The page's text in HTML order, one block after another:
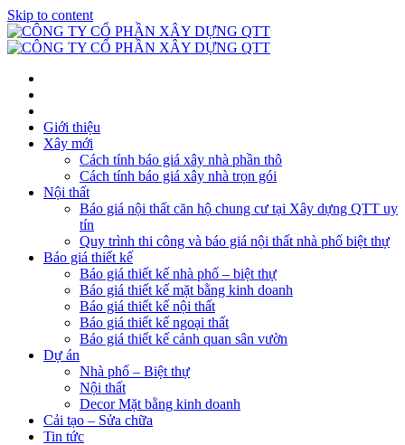
Skip to content
Giới thiệu
Xây mới
Cách tính báo giá xây nhà phần thô
Cách tính báo giá xây nhà trọn gói
Nội thất
Báo giá nội thất căn hộ chung cư tại Xây dựng QTT uy
tín
Quy trình thi công và báo giá nội thất nhà phố biệt thự
Báo giá thiết kế
Báo giá thiết kế nhà phố – biệt thự
Báo giá thiết kế mặt bằng kinh doanh
Báo giá thiết kế nội thất
Báo giá thiết kế ngoại thất
Báo giá thiết kế cảnh quan sân vườn
Dự án
Nhà phố – Biệt thự
Nội thất
Decor Mặt bằng kinh doanh
Cải tạo – Sửa chữa
Tin tức